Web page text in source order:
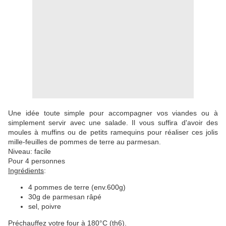
Une idée toute simple pour accompagner vos viandes ou à
simplement servir avec une salade. Il vous suffira d'avoir des
moules à muffins ou de petits ramequins pour réaliser ces jolis
mille-feuilles de pommes de terre au parmesan.
Niveau: facile
Pour 4 personnes
Ingrédients:
4 pommes de terre (env.600g)
30g de parmesan râpé
sel, poivre
Préchauffez votre four à 180°C (th6).